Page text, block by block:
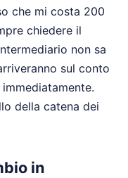
che mi costa 200
chiedere il
non sa
sul conto
della catena dei
in